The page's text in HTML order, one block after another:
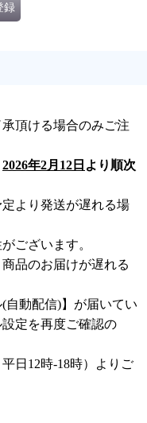
録
頂ける場合のみご注
2026年2月12日 より順次
より発送が遅れる場
ございます。
品のお届けが遅れる
自動配信)】が届いてい
定を再度ご確認の
平日12時-18時）よりご